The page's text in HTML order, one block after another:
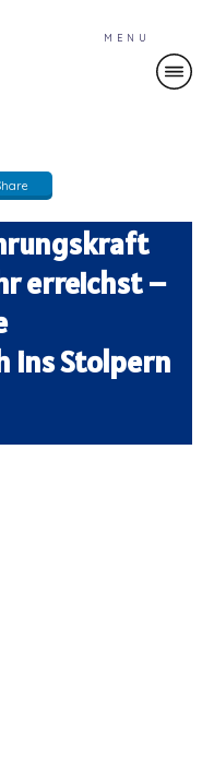
MENU
erreichst –
ins Stolpern